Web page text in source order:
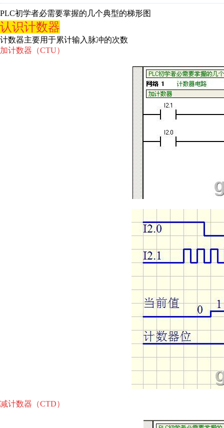
PLC初学者必需要掌握的几个典型的梯形图
认识计数器
计数器主要用于累计输入脉冲的次数
加计数器（CTU）
减计数器（CTD）